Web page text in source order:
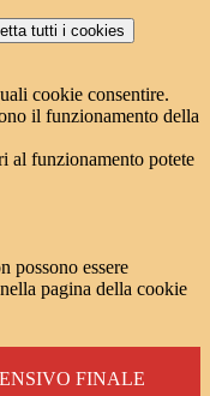
tutti i cookies
cookie consentire.
il funzionamento della
al funzionamento potete
possono essere
pagina della cookie
FINALE